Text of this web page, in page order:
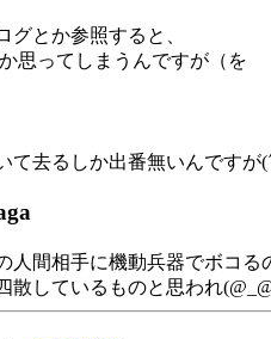
グとか参照すると、
思ってしまうんですが（を
て去るしか出番無いんですが
人間相手に機動兵器でボコ
散しているものと思われ